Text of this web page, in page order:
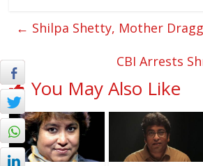
← Shilpa Shetty, Mother
CBI Arrests
You May Also Like